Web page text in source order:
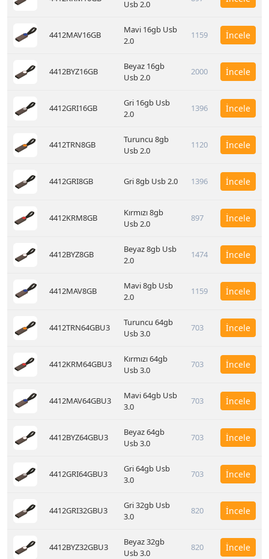
Usb 2.0
4412MAV16GB
Mavi 16gb Usb
2.0
1159 İncele
4412BYZ16GB
Beyaz 16gb
Usb 2.0
2000 İncele
4412GRI16GB
Gri 16gb Usb
2.0
1396 İncele
4412TRN8GB
Turuncu 8gb
Usb 2.0
1120 İncele
4412GRI8GB Gri 8gb Usb 2.0 1396 İncele
4412KRM8GB
Kırmızı 8gb
Usb 2.0
897 İncele
4412BYZ8GB
Beyaz 8gb Usb
2.0
1474 İncele
4412MAV8GB
Mavi 8gb Usb
2.0
1159 İncele
4412TRN64GBU3
Turuncu 64gb
Usb 3.0
703 İncele
4412KRM64GBU3
Kırmızı 64gb
Usb 3.0
703 İncele
4412MAV64GBU3
Mavi 64gb Usb
3.0
703 İncele
4412BYZ64GBU3
Beyaz 64gb
Usb 3.0
703 İncele
4412GRI64GBU3
Gri 64gb Usb
3.0
703 İncele
4412GRI32GBU3
Gri 32gb Usb
3.0
820 İncele
4412BYZ32GBU3
Beyaz 32gb
Usb 3.0
820 İncele